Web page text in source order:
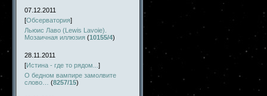
07.12.2011
[Обсерватория]
Льюис Лаво (Lewis Lavoie).
Мозаичная иллюзия (10155/4)
28.11.2011
[Истина - где то рядом... ]
О бедном вампире замолвите
слово…
(8257/15)